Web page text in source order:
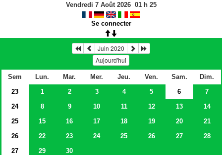
Vendredi 7 Août 2026 01h 25
Se connecter
Juin 2020
Aujourd'hui
Sem Lun. Mar. Mer. Jeu. Ven. Sam.
Dim.
23
1 2 3 4 5 6
7
24
8 9 10 11 12 13
14
25
15 16 17 18 19 20
21
26
22 23 24 25 26 27
28
27
29 30